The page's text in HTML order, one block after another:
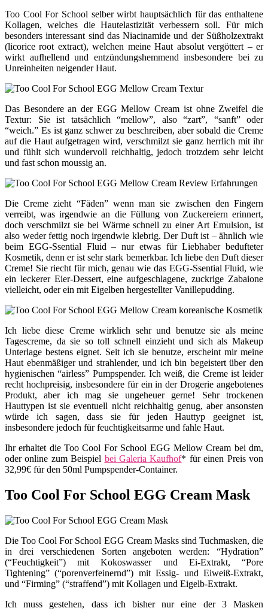
Too Cool For School selber wirbt hauptsächlich für das enthaltene
Kollagen, welches die Hautelastizität verbessern soll. Für mich
besonders interessant sind das Niacinamide und der Süßholzextrakt
(licorice root extract), welchen meine Haut absolut vergöttert – er
wirkt aufhellend und entzündungshemmend insbesondere bei zu
Unreinheiten neigender Haut.
Das Besondere an der EGG Mellow Cream ist ohne Zweifel die
Textur: Sie ist tatsächlich “mellow”, also “zart”, “sanft” oder
“weich.” Es ist ganz schwer zu beschreiben, aber sobald die Creme
auf die Haut aufgetragen wird, verschmilzt sie ganz herrlich mit ihr
und fühlt sich wundervoll reichhaltig, jedoch trotzdem sehr leicht
und fast schon moussig an.
Die Creme zieht “Fäden” wenn man sie zwischen den Fingern
verreibt, was irgendwie an die Füllung von Zuckereiern erinnert,
doch verschmilzt sie bei Wärme schnell zu einer Art Emulsion, ist
also weder fettig noch irgendwie klebrig. Der Duft ist – ähnlich wie
beim EGG-Ssential Fluid – nur etwas für Liebhaber bedufteter
Kosmetik, denn er ist sehr stark bemerkbar. Ich liebe den Duft dieser
Creme! Sie riecht für mich, genau wie das EGG-Ssential Fluid, wie
ein leckerer Eier-Dessert, eine aufgeschlagene, zuckrige Zabaione
vielleicht, oder ein mit Eigelben hergestellter Vanillepudding.
Ich liebe diese Creme wirklich sehr und benutze sie als meine
Tagescreme, da sie so toll schnell einzieht und sich als Makeup
Unterlage bestens eignet. Seit ich sie benutze, erscheint mir meine
Haut ebenmäßiger und strahlender, und ich bin begeistert über den
hygienischen “airless” Pumpspender. Ich weiß, die Creme ist leider
recht hochpreisig, insbesondere für ein in der Drogerie angebotenes
Produkt, aber ich mag sie ungeheuer gerne! Sehr trockenen
Hauttypen ist sie eventuell nicht reichhaltig genug, aber ansonsten
würde ich sagen, dass sie für jeden Hauttyp geeignet ist,
insbesondere jedoch für feuchtigkeitsarme und fahle Haut.
Ihr erhaltet die Too Cool For School EGG Mellow Cream bei dm,
oder online zum Beispiel bei Galeria Kaufhof* für einen Preis von
32,99€ für den 50ml Pumpspender-Container.
Too Cool For School EGG Cream Mask
Die Too Cool For School EGG Cream Masks sind Tuchmasken, die
in drei verschiedenen Sorten angeboten werden: “Hydration”
(“Feuchtigkeit”) mit Kokoswasser und Ei-Extrakt, “Pore
Tightening” (“porenverfeinernd”) mit Essig- und Eiweiß-Extrakt,
und “Firming” (“straffend”) mit Kollagen und Eigelb-Extrakt.
Ich muss gestehen, dass ich bisher nur eine der 3 Masken